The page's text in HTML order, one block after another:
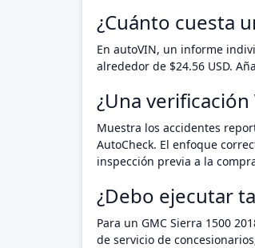
¿Cuánto cuesta
En autoVIN, un informe
alrededor de $24.56 USD.
¿Una
Muestra los accidentes
AutoCheck. El enfoque
inspección previa a la
¿Debo ejecutar
Para un GMC Sierra 1500
de servicio de